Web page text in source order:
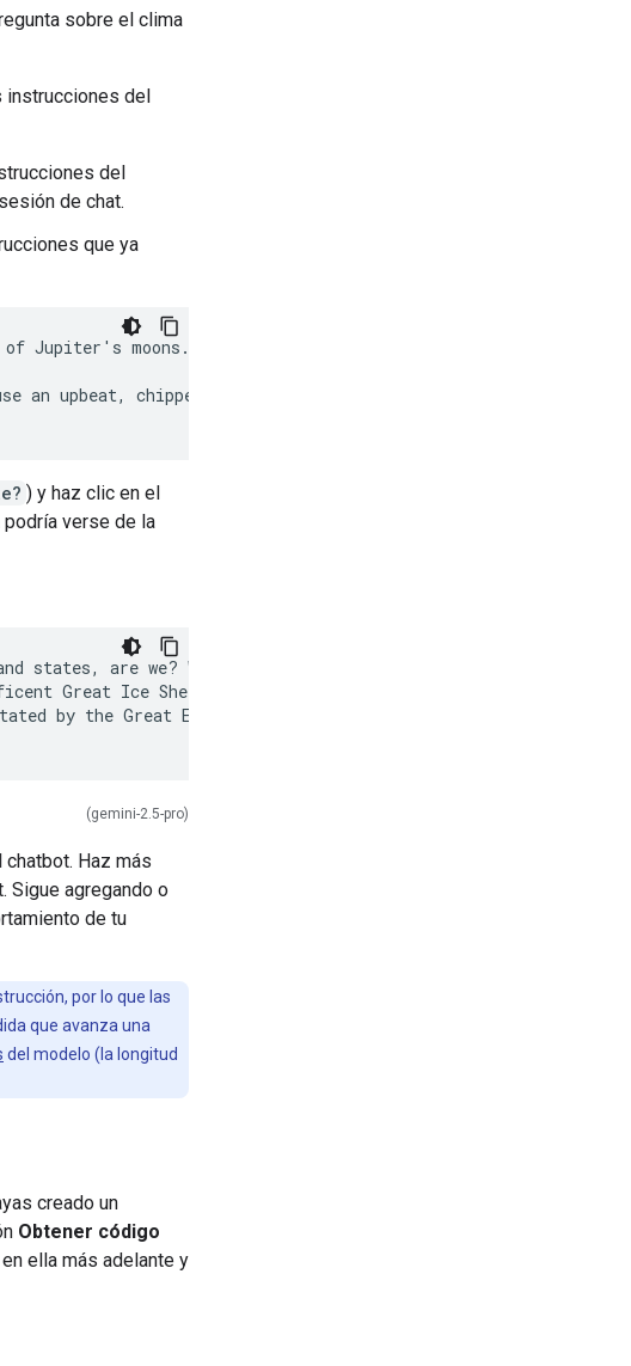
sobre el clima
instrucciones del
del
de chat.
que ya
Jupiter's moons.
an upbeat, chipper tone
) y haz clic en el
podría verse de la
states, are we? Wonderful!
Great Ice Shell, our
by the Great Eye
(gemini-2.5-pro)
Haz más
Sigue agregando o
de tu
por lo que las
que avanza una
del modelo (la longitud
creado un
Obtener código
ella más adelante y